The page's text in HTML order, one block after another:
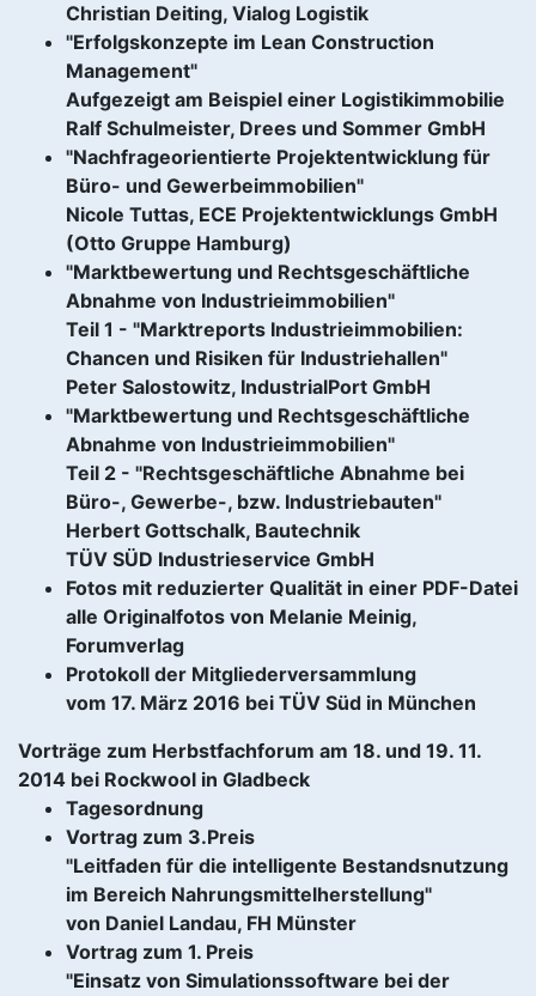
Christian Deiting, Vialog Logistik
"Erfolgskonzepte im Lean Construction
Management"
Aufgezeigt am Beispiel einer Logistikimmobilie
Ralf Schulmeister, Drees und Sommer GmbH
"Nachfrageorientierte Projektentwicklung für
Büro- und Gewerbeimmobilien"
Nicole Tuttas, ECE Projektentwicklungs GmbH
(Otto Gruppe Hamburg)
"Marktbewertung und Rechtsgeschäftliche
Abnahme von Industrieimmobilien"
Teil 1 - "Marktreports Industrieimmobilien:
Chancen und Risiken für Industriehallen"
Peter Salostowitz, IndustrialPort GmbH
"Marktbewertung und Rechtsgeschäftliche
Abnahme von Industrieimmobilien"
Teil 2 - "Rechtsgeschäftliche Abnahme bei
Büro-, Gewerbe-, bzw. Industriebauten"
Herbert Gottschalk, Bautechnik
TÜV SÜD Industrieservice GmbH
Fotos mit reduzierter Qualität in einer PDF-Datei
alle Originalfotos von Melanie Meinig,
Forumverlag
Protokoll der Mitgliederversammlung
vom 17. März 2016 bei TÜV Süd in München
Vorträge zum Herbstfachforum am 18. und 19. 11.
2014 bei Rockwool in Gladbeck
Tagesordnung
Vortrag zum 3.Preis
"Leitfaden für die intelligente Bestandsnutzung
im Bereich Nahrungsmittelherstellung"
von Daniel Landau, FH Münster
Vortrag zum 1. Preis
"Einsatz von Simulationssoftware bei der